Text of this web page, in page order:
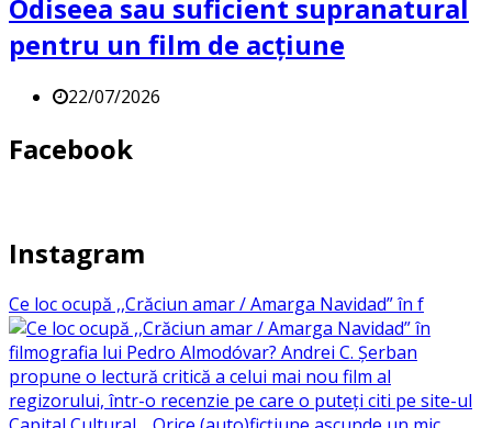
Odiseea sau suficient supranatural
pentru un film de acțiune
22/07/2026
Facebook
Instagram
Ce loc ocupă ,,Crăciun amar / Amarga Navidad” în f